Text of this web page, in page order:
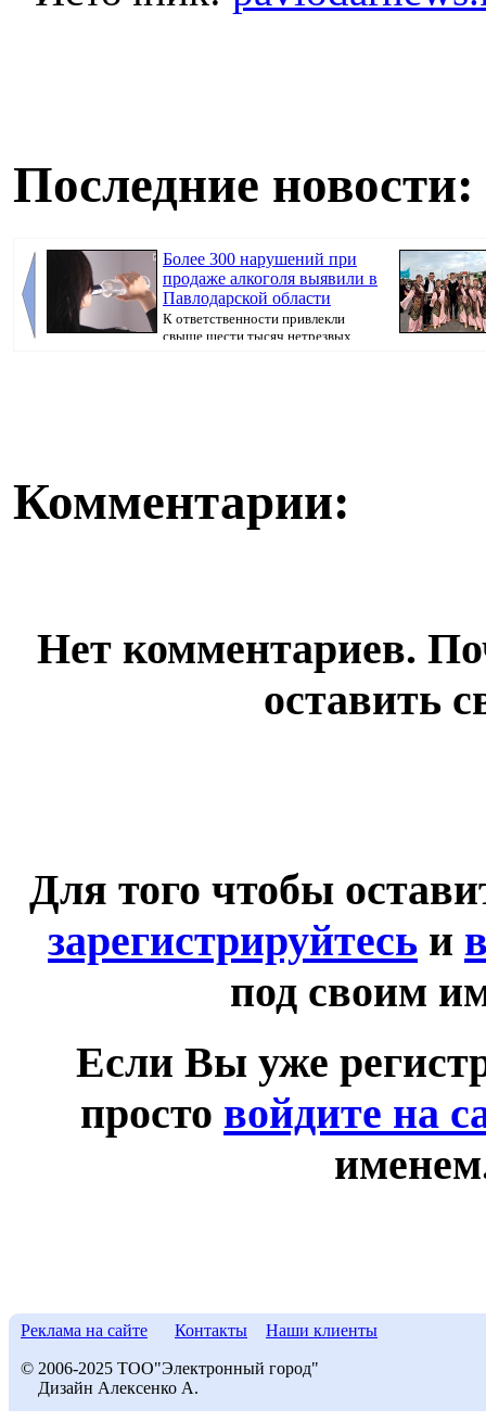
Последние новости:
Более 300 нарушений при
продаже алкоголя выявили в
Павлодарской области
К ответственности привлекли
свыше шести тысяч нетрезвых
Комментарии:
Нет комментариев.
оставить
Для того чтобы
зарегистрируйтесь и
под своим
Если Вы уже
просто войдите на
Реклама на сайте Контакты Наши клиенты
© 2006-2025 ТОО"Электронный город"
Дизайн Алексенко А.